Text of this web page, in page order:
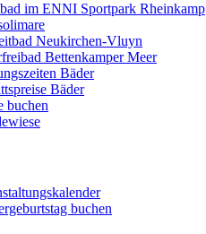
im ENNI Sportpark Rheinkamp
Neukirchen-Vluyn
Bettenkamper Meer
Bäder
Bäder
buchen
buchen